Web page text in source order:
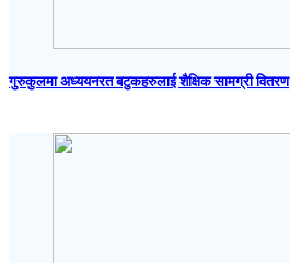
गुरुकुलमा अध्ययनरत बटुकहरुलाई शैक्षिक सामग्री वितरण